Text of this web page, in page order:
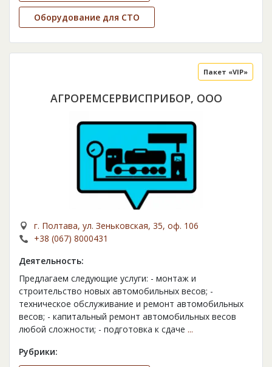
Оборудование для СТО
АГРОРЕМСЕРВИСПРИБОР, ООО
Пакет «VIP»
г. Полтава, ул. Зеньковская, 35, оф. 106
+38 (067) 8000431
Деятельность:
Предлагаем следующие услуги: - монтаж и
строительство новых автомобильных весов; -
техническое обслуживание и ремонт автомобильных
весов; - капитальный ремонт автомобильных весов
любой сложности; - подготовка к сдаче ...
Рубрики: